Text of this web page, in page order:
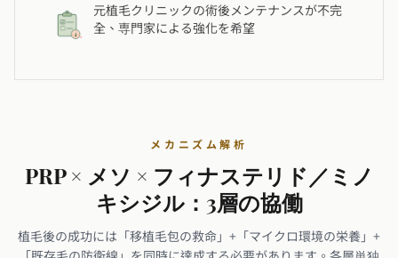
元植毛クリニックの術後メンテナンスが不完
全、専門家による強化を希望
メカニズム解析
PRP × メソ × フィナステリド／ミノ
キシジル：3層の協働
植毛後の成功には「移植毛包の救命」+「マイクロ環境の栄養」+